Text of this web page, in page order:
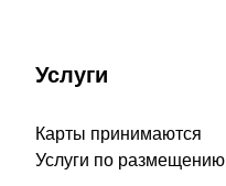
Услуги
Карты принимаются
Услуги по размещению